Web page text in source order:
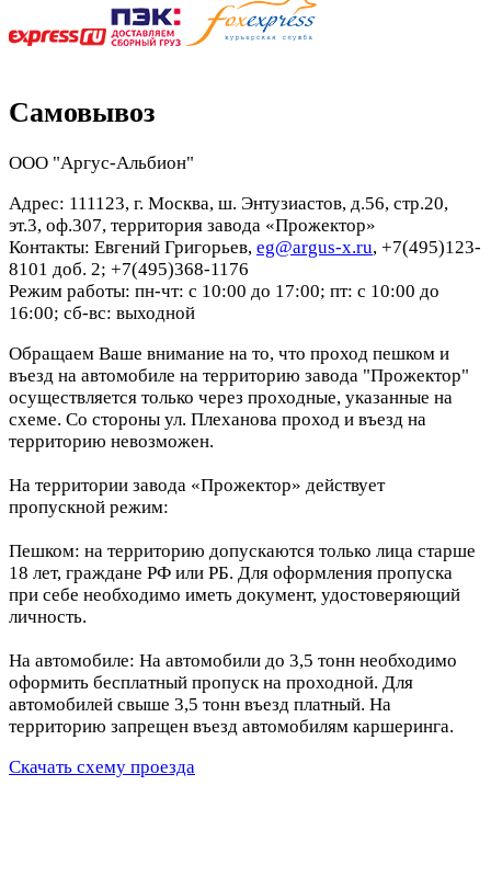
Самовывоз
ООО "Аргус-Альбион"
Адрес: 111123, г. Москва, ш. Энтузиастов, д.56, стр.20,
эт.3, оф.307, территория завода «Прожектор»
Контакты: Евгений Григорьев, eg@argus-x.ru, +7(495)123-
8101 доб. 2; +7(495)368-1176
Режим работы: пн-чт: с 10:00 до 17:00; пт: с 10:00 до
16:00; сб-вс: выходной
Обращаем Ваше внимание на то, что проход пешком и
въезд на автомобиле на территорию завода "Прожектор"
осуществляется только через проходные, указанные на
схеме. Со стороны ул. Плеханова проход и въезд на
территорию невозможен.
На территории завода «Прожектор» действует
пропускной режим:
Пешком: на территорию допускаются только лица старше
18 лет, граждане РФ или РБ. Для оформления пропуска
при себе необходимо иметь документ, удостоверяющий
личность.
На автомобиле: На автомобили до 3,5 тонн необходимо
оформить бесплатный пропуск на проходной. Для
автомобилей свыше 3,5 тонн въезд платный. На
территорию запрещен въезд автомобилям каршеринга.
Скачать схему проезда